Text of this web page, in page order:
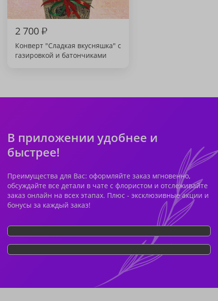
2 700₽
Конверт "Сладкая вкусняшка" с
газировкой и батончиками
В приложении удобнее и
быстрее!
Преимущества для Вас: оформляйте заказ мгновенно,
обсуждайте все детали в чате с флористом и отслеживайте
заказ онлайн на всех этапах. Плюс - эксклюзивные акции и
бонусы за каждый заказ!